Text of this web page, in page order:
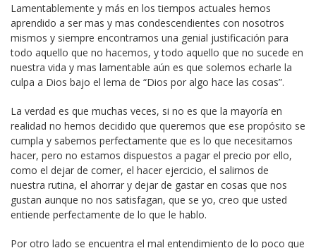
Lamentablemente y más en los tiempos actuales hemos
aprendido a ser mas y mas condescendientes con nosotros
mismos y siempre encontramos una genial justificación para
todo aquello que no hacemos, y todo aquello que no sucede en
nuestra vida y mas lamentable aún es que solemos echarle la
culpa a Dios bajo el lema de “Dios por algo hace las cosas”.
La verdad es que muchas veces, si no es que la mayoría en
realidad no hemos decidido que queremos que ese propósito se
cumpla y sabemos perfectamente que es lo que necesitamos
hacer, pero no estamos dispuestos a pagar el precio por ello,
como el dejar de comer, el hacer ejercicio, el salirnos de
nuestra rutina, el ahorrar y dejar de gastar en cosas que nos
gustan aunque no nos satisfagan, que se yo, creo que usted
entiende perfectamente de lo que le hablo.
Por otro lado se encuentra el mal entendimiento de lo poco que